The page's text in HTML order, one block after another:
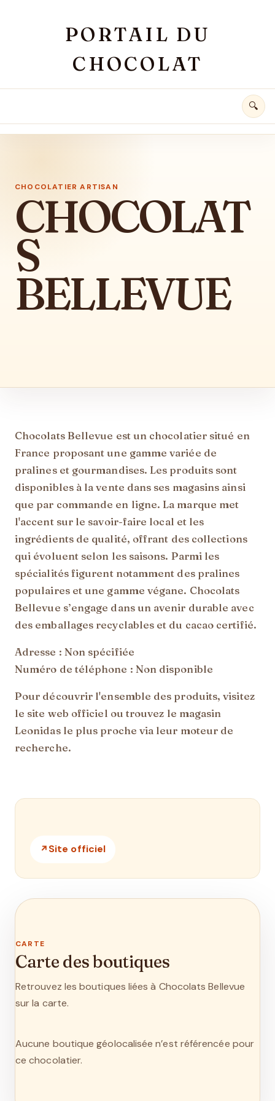
PORTAIL DU
CHOCOLAT
🔍
CHOCOLATIER ARTISAN
CHOCOLAT
S
BELLEVUE
Description
Chocolats Bellevue est un chocolatier situé en
France proposant une gamme variée de
pralines et gourmandises. Les produits sont
disponibles à la vente dans ses magasins ainsi
que par commande en ligne. La marque met
l'accent sur le savoir-faire local et les
ingrédients de qualité, offrant des collections
qui évoluent selon les saisons. Parmi les
spécialités figurent notamment des pralines
populaires et une gamme végane. Chocolats
Bellevue s’engage dans un avenir durable avec
des emballages recyclables et du cacao certifié.
Adresse : Non spécifiée
Numéro de téléphone : Non disponible
Pour découvrir l'ensemble des produits, visitez
le site web officiel ou trouvez le magasin
Leonidas le plus proche via leur moteur de
recherche.
Site officiel
CARTE
Carte des boutiques
Retrouvez les boutiques liées à Chocolats Bellevue
sur la carte.
Aucune boutique géolocalisée n’est référencée pour
ce chocolatier.